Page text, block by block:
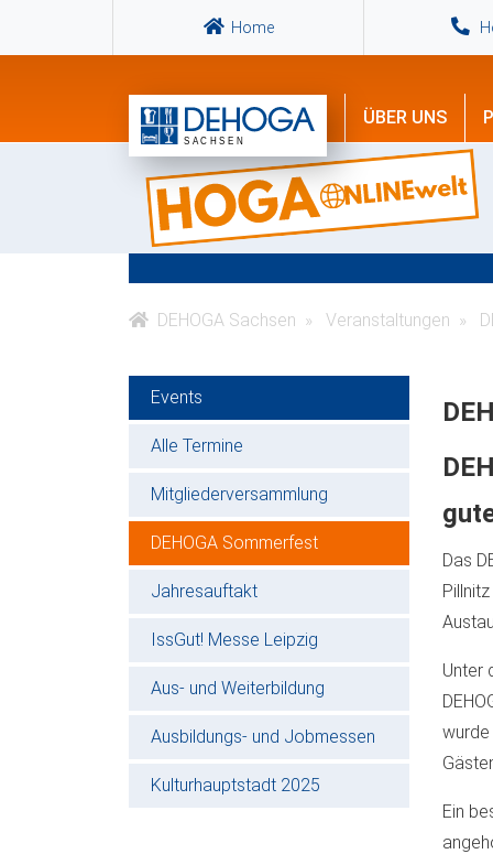
Home
ÜBER UNS
DEHOGA Sachsen Veranstaltungen
Events
Alle Termine
Mitgliederversammlung
DEHOGA Sommerfest
Jahresauftakt
IssGut! Messe Leipzig
Aus- und Weiterbildung
Ausbildungs- und Jobmessen
Kulturhauptstadt 2025
Das
Unter
Ein